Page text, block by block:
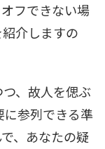
フできない場
介しますの
、故人を偲ぶ
参列できる準
、あなたの疑